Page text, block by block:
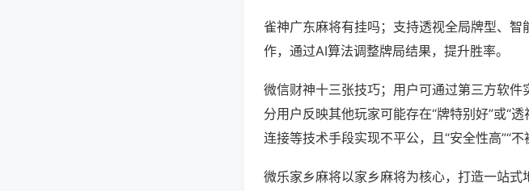
雀神广东麻将有挂吗；支持透视全局牌型、
作，通过AI算法调整牌局结果，提升胜率。
微信财神十三张技巧；用户可通过第三方软件
分用户反映其他玩家可能存在“牌特别好”或“
连接等技术手段实现不平公，且“安全性高”“不
微乐家乡麻将以家乡麻将为核心，打造一站